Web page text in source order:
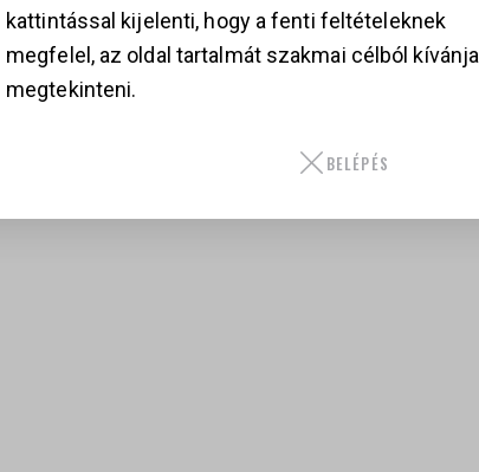
kattintással kijelenti, hogy a fenti feltételeknek
megfelel, az oldal tartalmát szakmai célból kívánja
megtekinteni.
BELÉPÉS